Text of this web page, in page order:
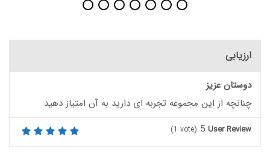
ارزیابی
دوستان عزیز
چنانچه از این مجموعه تجربه ای دارید به آن امتیاز دهید
User Review
5
(1 vote)